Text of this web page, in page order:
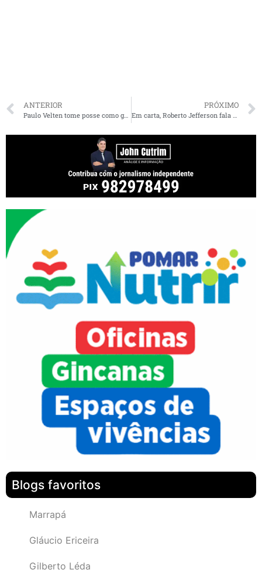
ANTERIOR PRÓXIMO
Blogs favoritos
Marrapá
Gláucio Ericeira
Gilberto Léda